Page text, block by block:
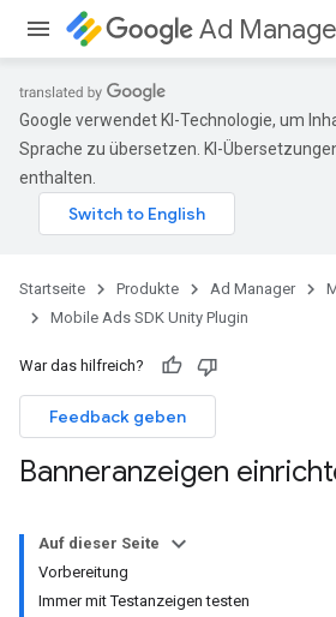
Ad
Google verwendet KI-Technologie, um
Sprache zu übersetzen. KI-
enthalten.
Startseite Produkte Ad Manager
Mobile Ads SDK Unity Plugin
War das hilfreich?
Feedback geben
Banneranzeigen
Auf dieser Seite
Vorbereitung
Immer mit Testanzeigen testen